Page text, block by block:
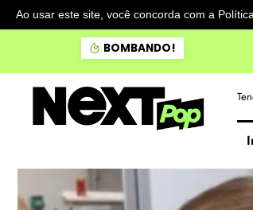
Ao usar este site, você concorda com a
BOMBANDO!